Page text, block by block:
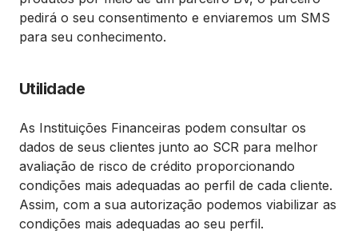
pedirá o seu consentimento e enviaremos um SMS
para seu conhecimento. ​​​​​​​
Utilidade
As Instituições Financeiras podem consultar os
dados de seus clientes junto ao SCR para melhor
avaliação de risco de crédito proporcionando
condições mais adequadas ao perfil de cada cliente.
Assim, com a sua autorização podemos viabilizar as
condições mais adequadas ao seu perfil.